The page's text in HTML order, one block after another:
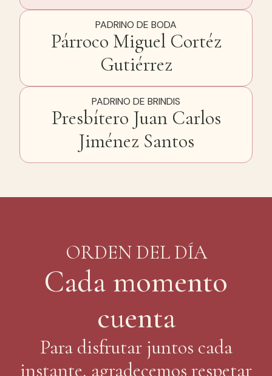
PADRINO DE BODA
Párroco Miguel Cortéz
Gutiérrez
PADRINO DE BRINDIS
Presbítero Juan Carlos
Jiménez Santos
ORDEN DEL DÍA
Cada momento
cuenta
Para disfrutar juntos cada
instante, agradecemos respetar